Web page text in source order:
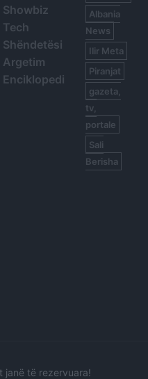
Showbiz
Tech
Shëndetësi
Argetim
Enciklopedi
Albania
News
Ilir Meta
Piranjat
gazeta,
tv,
portale
Sali
Berisha
janë të rezervuara!